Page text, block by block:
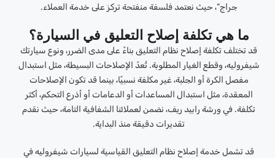
جراج”، حيث نعتمد فلسفة منفتحة تركز على خدمة العملاء.
ما هي تكلفة إصلاح التعليق في السيارة؟
قد تختلف تكلفة إصلاح نظام التعليق بناءً على مدى الضرر، ونوع سيارتك
شيفروليه، وقطع الغيار المطلوبة. تُعدّ الإصلاحات البسيطة، مثل استبدال
مفصل الكرة أو الجلبة، غير مكلفة نسبيًا، بينما قد تكون الإصلاحات
المعقدة، مثل استبدال المساعدات أو الدعامات أو أذرع التحكم، أكثر
تكلفة. في ورشة رابيد ريف، نضمن لعملائنا الشفافية التامة، حيث نقدم
تقديرات دقيقة منذ البداية.
قد تشمل خدمة إصلاح نظام التعليق القياسية لسيارات شيفروليه في